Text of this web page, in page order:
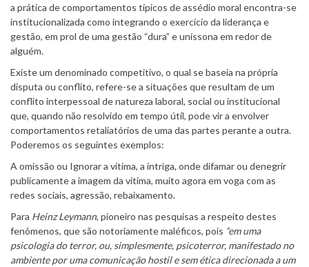
a prática de comportamentos típicos de assédio moral encontra-se
institucionalizada como integrando o exercício da liderança e
gestão, em prol de uma gestão “dura” e uníssona em redor de
alguém.
Existe um denominado competitivo, o qual se baseia na própria
disputa ou conflito, refere-se a situações que resultam de um
conflito interpessoal de natureza laboral, social ou institucional
que, quando não resolvido em tempo útil, pode vir a envolver
comportamentos retaliatórios de uma das partes perante a outra.
Poderemos os seguintes exemplos:
A omissão ou Ignorar a vítima, a intriga, onde difamar ou denegrir
publicamente a imagem da vítima, muito agora em voga com as
redes sociais, agressão, rebaixamento.
Para Heinz Leymann, pioneiro nas pesquisas a respeito destes
fenômenos, que são notoriamente maléficos, pois “em uma
psicologia do terror, ou, simplesmente, psicoterror, manifestado no
ambiente por uma comunicação hostil e sem ética direcionada a um